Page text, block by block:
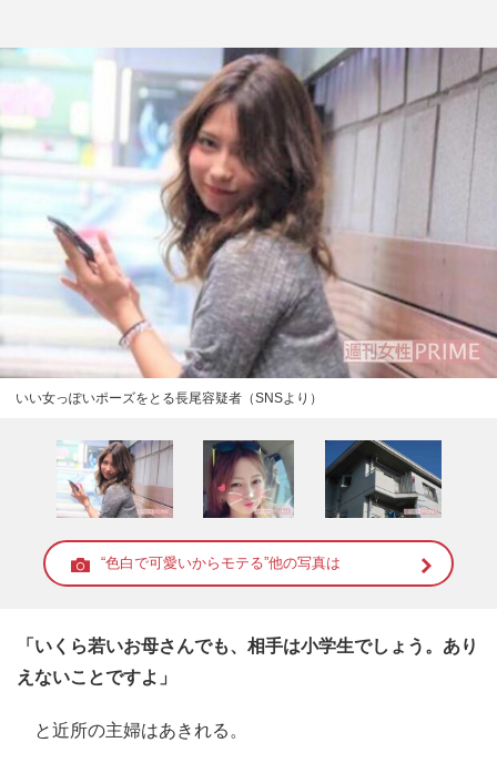
いい女っぽいポーズをとる長尾容疑者（SNSより）
“色白で可愛いからモテる”他の写真は
「いくら若いお母さんでも、相手は小学生でしょう。あり
えないことですよ」
と近所の主婦はあきれる。